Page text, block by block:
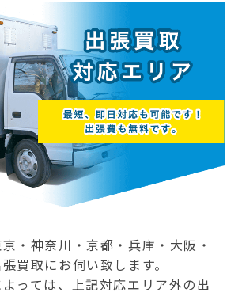
・神奈川・京都・兵庫・大阪・
買取にお伺い致します。
っては、上記対応エリア外の出